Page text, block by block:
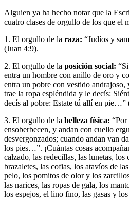
Alguien ya ha hecho notar que la
cuatro clases de orgullo de los que el
1. El orgullo de la raza: “Judíos y
(Juan 4:9).
2. El orgullo de la posición social:
entra un hombre con anillo de oro y
entra un pobre con vestido
trae la ropa espléndida y le decís:
decís al pobre: Estate tú allí en pie…”
3. El orgullo de la belleza física: “Por
ensoberbecen, y andan con cuello
desvergonzados; cuando andan van
los pies…”. ¡Cuántas cosas
calzado, las redecillas, las lunetas,
brazaletes, las cofias, los atavíos de
pelo, los pomitos de olor y los
las narices, las ropas de gala, los
los espejos, el lino fino, las gasas y